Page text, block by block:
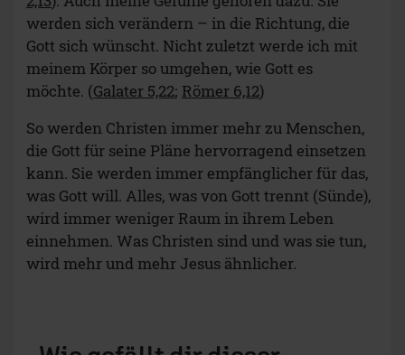
werden sich verändern – in die Richtung, die
Gott sich wünscht. Nicht zuletzt werde ich mit
meinem Körper so umgehen, wie Gott es
möchte. (Galater 5,22; Römer 6,12)
So werden Christen immer mehr zu Menschen,
die Gott für seine Pläne hervorragend einsetzen
kann. Sie werden immer empfänglicher für das,
was Gott will. Alles, was von Gott trennt (Sünde),
wird immer weniger Raum in ihrem Leben
einnehmen. Was Christen sind und was sie tun,
wird mehr und mehr Jesus ähnlicher.